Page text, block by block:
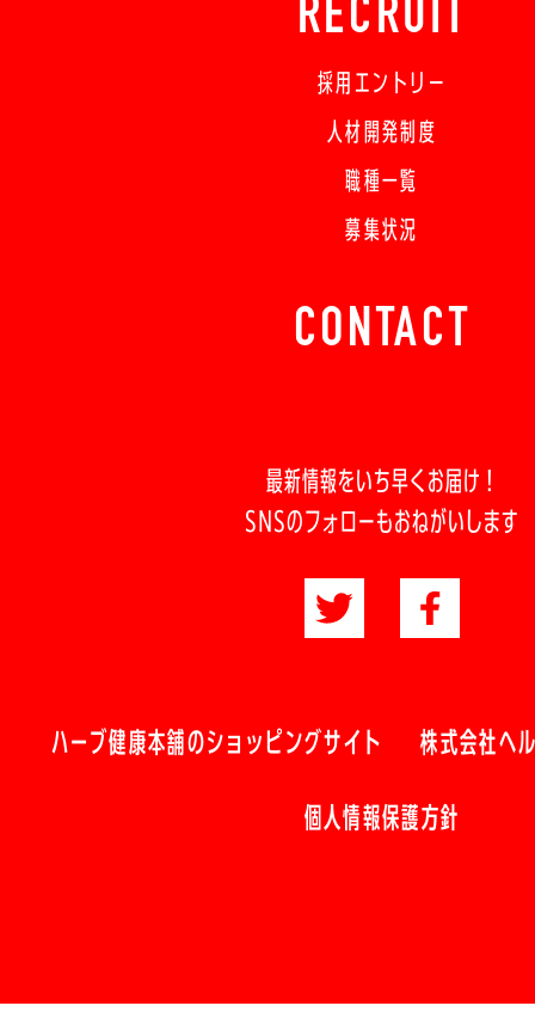
RECRUIT
採用エントリー
人材開発制度
職種一覧
募集状況
CONTACT
最新情報をいち早くお届け！
SNSのフォローもおねがいします
ハーブ健康本舗のショッピングサイト 株式会社ヘ
個人情報保護方針